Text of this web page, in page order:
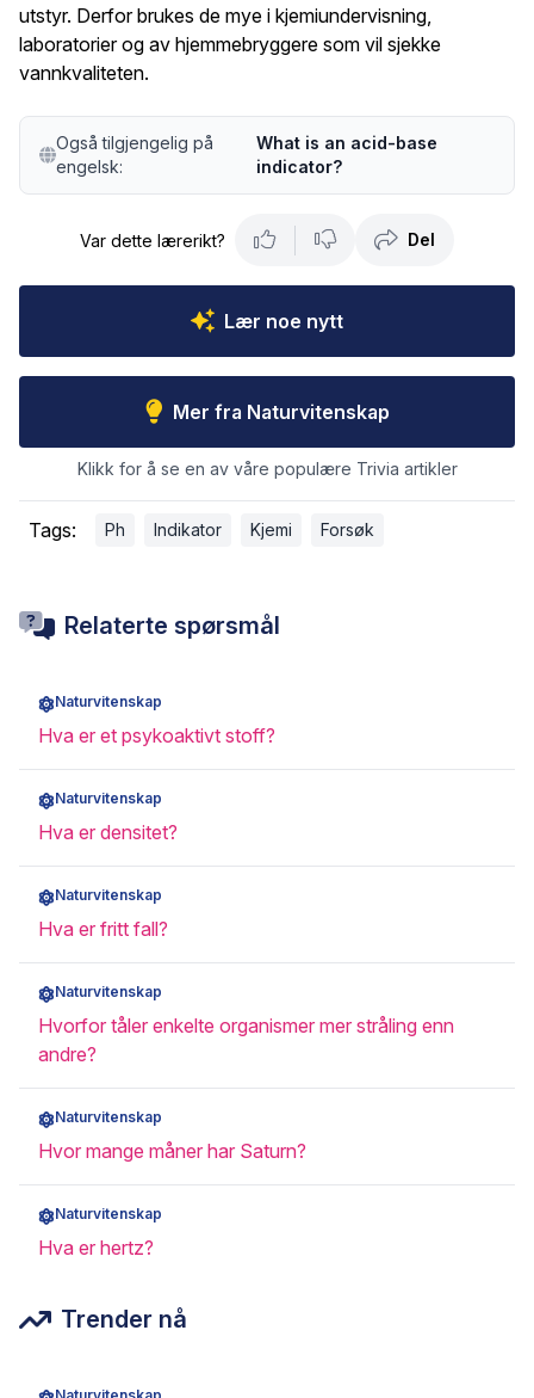
utstyr. Derfor brukes de mye i kjemiundervisning,
laboratorier og av hjemmebryggere som vil sjekke
vannkvaliteten.
Også tilgjengelig på
engelsk:
What is an acid-base
indicator?
Var dette lærerikt? Del
Lær noe nytt
Mer fra Naturvitenskap
Klikk for å se en av våre populære Trivia artikler
Tags: Ph Indikator Kjemi Forsøk
Relaterte spørsmål
Naturvitenskap
Hva er et psykoaktivt stoff?
Naturvitenskap
Hva er densitet?
Naturvitenskap
Hva er fritt fall?
Naturvitenskap
Hvorfor tåler enkelte organismer mer stråling enn
andre?
Naturvitenskap
Hvor mange måner har Saturn?
Naturvitenskap
Hva er hertz?
Trender nå